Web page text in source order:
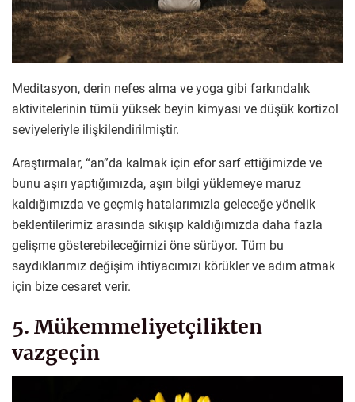
Meditasyon, derin nefes alma ve yoga gibi farkındalık
aktivitelerinin tümü yüksek beyin kimyası ve düşük kortizol
seviyeleriyle ilişkilendirilmiştir.
Araştırmalar, “an”da kalmak için efor sarf ettiğimizde ve
bunu aşırı yaptığımızda, aşırı bilgi yüklemeye maruz
kaldığımızda ve geçmiş hatalarımızla geleceğe yönelik
beklentilerimiz arasında sıkışıp kaldığımızda daha fazla
gelişme gösterebileceğimizi öne sürüyor. Tüm bu
saydıklarımız değişim ihtiyacımızı körükler ve adım atmak
için bize cesaret verir.
5. Mükemmeliyetçilikten
vazgeçin